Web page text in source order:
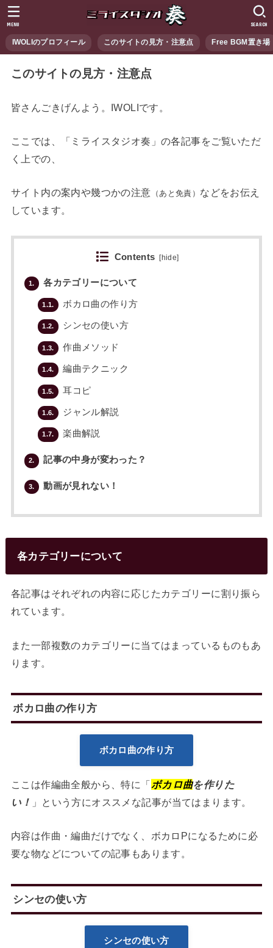
IWOLIのプロフィール このサイトの見方・注意点 Free BGM置き場
SEARCH
MENU
このサイトの見方・注意点
皆さんごきげんよう。IWOLIです。
ここでは、「ミライスタジオ奏」の各記事をご覧いただ
く上での、
サイト内の案内や幾つかの注意 （あと免責） などをお伝え
しています。
Contents [hide]
1. 各カテゴリーについて
1.1. ボカロ曲の作り方
1.2. シンセの使い方
1.3. 作曲メソッド
1.4. 編曲テクニック
1.5. 耳コピ
1.6. ジャンル解説
1.7. 楽曲解説
2. 記事の中身が変わった？
3. 動画が見れない！
各カテゴリーについて
各記事はそれぞれの内容に応じたカテゴリーに割り振ら
れています。
また一部複数のカテゴリーに当てはまっているものもあ
ります。
ボカロ曲の作り方
ボカロ曲の作り方
ここは作編曲全般から、特に「ボカロ曲を作りた
い！ 」という方にオススメな記事が当てはまります。
内容は作曲・編曲だけでなく、ボカロPになるために必
要な物などについての記事もあります。
シンセの使い方
シンセの使い方